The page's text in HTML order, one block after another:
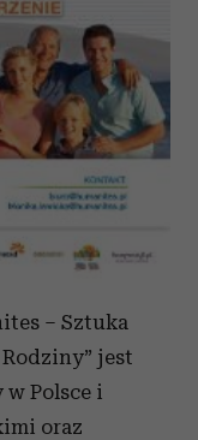
– Sztuka
jest
Polsce i
oraz